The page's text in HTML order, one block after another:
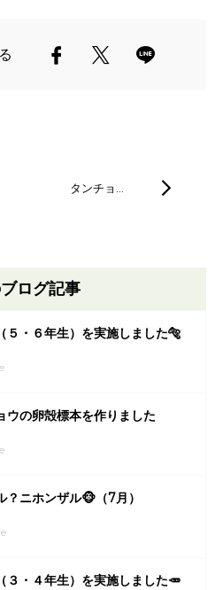
タンチョ…
ログ記事
５・６年生）を実施しました🐅
ウの卵殻標本を作りました
？ニホンザル🐵（7月）
３・４年生）を実施しました🥕